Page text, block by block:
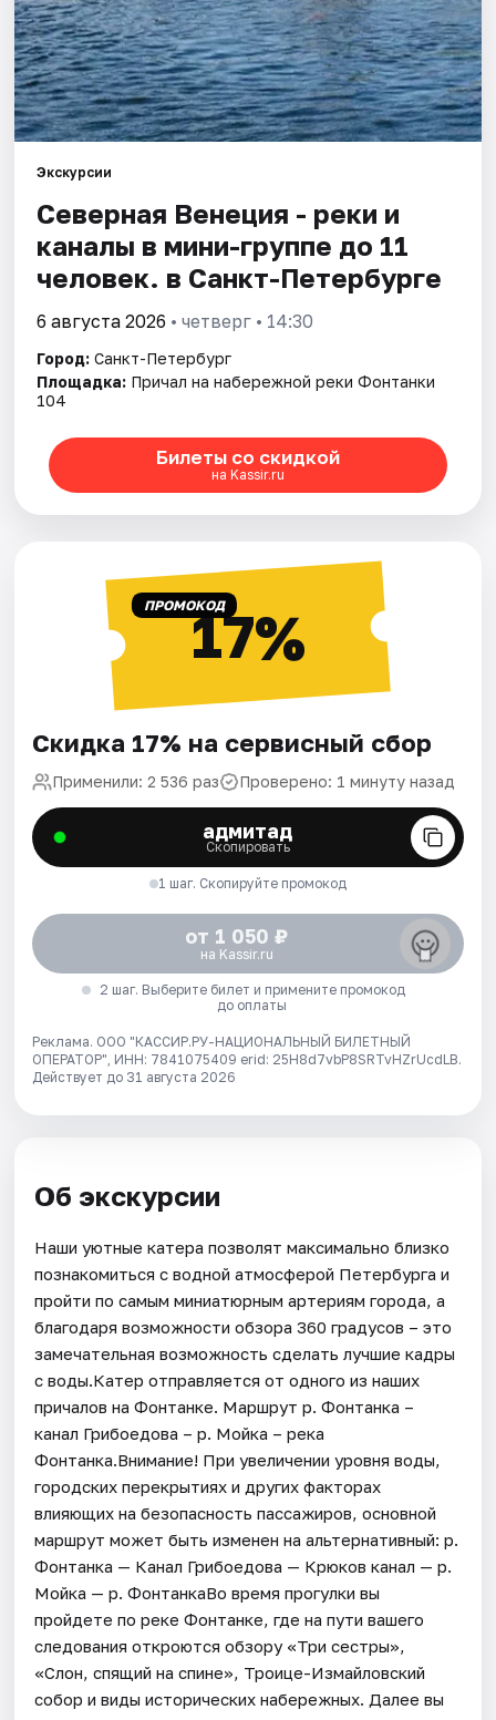
Экскурсии
Северная Венеция - реки и
каналы в мини-группе до 11
человек. в Санкт-Петербурге
6 августа 2026 • четверг • 14:30
Город: Санкт-Петербург
Площадка: Причал на набережной реки Фонтанки
104
Билеты со скидкой
на Kassir.ru
ПРОМОКОД17%
Скидка 17% на сервисный сбор
Применили: 2 536 раз Проверено: 1 минуту назад
адмитад
Скопировать
1 шаг. Скопируйте промокод
от 1 050 ₽
на Kassir.ru
2 шаг. Выберите билет и примените промокод
до оплаты
Реклама. ООО "КАССИР.РУ-НАЦИОНАЛЬНЫЙ БИЛЕТНЫЙ
ОПЕРАТОР", ИНН: 7841075409 erid: 25H8d7vbP8SRTvHZrUcdLB.
Действует до 31 августа 2026
Об экскурсии
Наши уютные катера позволят максимально близко
познакомиться с водной атмосферой Петербурга и
пройти по самым миниатюрным артериям города, а
благодаря возможности обзора 360 градусов – это
замечательная возможность сделать лучшие кадры
с воды.Катер отправляется от одного из наших
причалов на Фонтанке. Маршрут р. Фонтанка –
канал Грибоедова – р. Мойка – река
Фонтанка.Внимание! При увеличении уровня воды,
городских перекрытиях и других факторах
влияющих на безопасность пассажиров, основной
маршрут может быть изменен на альтернативный: р.
Фонтанка — Канал Грибоедова — Крюков канал — р.
Мойка — р. ФонтанкаВо время прогулки вы
пройдете по реке Фонтанке, где на пути вашего
следования откроются обзору «Три сестры»,
«Слон, спящий на спине», Троице-Измайловский
собор и виды исторических набережных. Далее вы